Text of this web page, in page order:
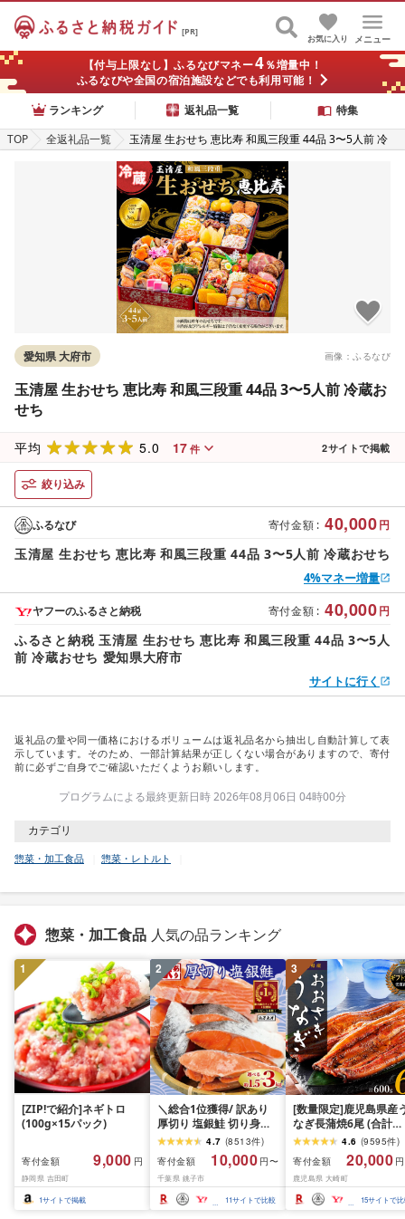
[PR]
メニュー
お気に入り
【付与上限なし】ふるなびマネー4％増量中！
ふるなびや全国の宿泊施設などでも利用可能！
ランキング
返礼品一覧
特集
TOP
全返礼品一覧
玉清屋 生おせち 恵比寿 和風三段重 44品 3〜5人前 冷
蔵おせち
画像：ふるなび
愛知県 大府市
玉清屋 生おせち 恵比寿 和風三段重 44品 3〜5人前 冷蔵お
せち
平均 5.0 17 件 2サイトで掲載
絞り込み
寄付金額 : 40,000円
ふるなび
玉清屋 生おせち 恵比寿 和風三段重 44品 3〜5人前 冷蔵おせち
4%マネー増量
寄付金額 : 40,000円
ヤフーのふるさと納税
ふるさと納税 玉清屋 生おせち 恵比寿 和風三段重 44品 3〜5人
前 冷蔵おせち 愛知県大府市
サイトに行く
返礼品の量や同一価格におけるボリュームは返礼品名から抽出し自動計算して表
示しています。そのため、一部計算結果が正しくない場合がありますので、寄付
前に必ずご自身でご確認いただくようお願いします。
プログラムによる最終更新日時 2026年08月06日 04時00分
カテゴリ
惣菜・加工食品 惣菜・レトルト
惣菜・加工食品 人気の品ランキング
1
[ZIP!で紹介]ネギトロ
(100g×15パック)
寄付金額 9,000 円
静岡県 吉田町
1サイトで掲載
2
＼総合1位獲得/ 訳あり
厚切り 塩銀鮭 切り身
1.5kg 2kg 3kg 定期便
[選べる内容量] 人気 鮭
さけ しゃけ サーモン 魚
魚介類 魚介 魚貝 水産 海
鮮 海産物 冷凍 厚切 肉
厚 塩鮭 銀鮭 ふるさと 送
4.7 (8513件)
寄付金額
10,000 円〜
千葉県 銚子市
11サイトで比較
3
[数量限定]鹿児島県産
なぎ長蒲焼6尾 (合計
600g以上)4.6 (9595件)
寄付金額
20,000
鹿児島県 大崎町
15サイトで